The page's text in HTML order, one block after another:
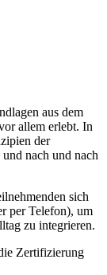
aus dem
allem erlebt. In
der
nach und nach
sich
per Telefon), um
zu integrieren.
Zertifizierung